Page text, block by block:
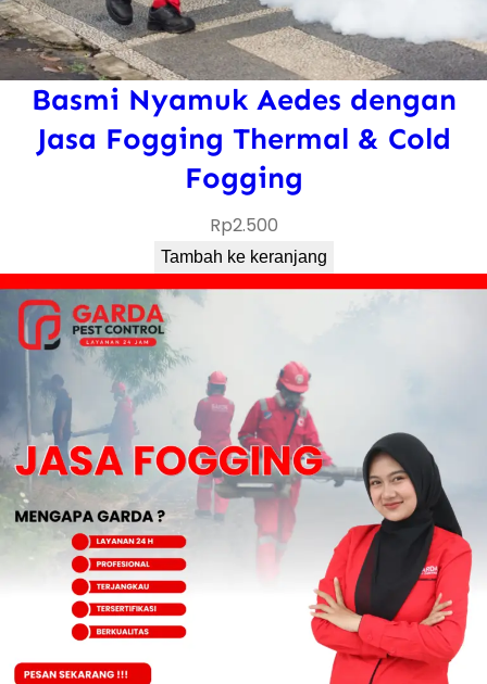
Basmi Nyamuk Aedes dengan
Jasa Fogging Thermal & Cold
Fogging
Rp2.500
Tambah ke keranjang